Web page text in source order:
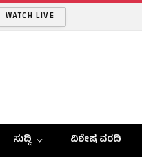
WATCH LIVE
ಸುದ್ದಿ ವಿಶೇಷ ವರದಿ